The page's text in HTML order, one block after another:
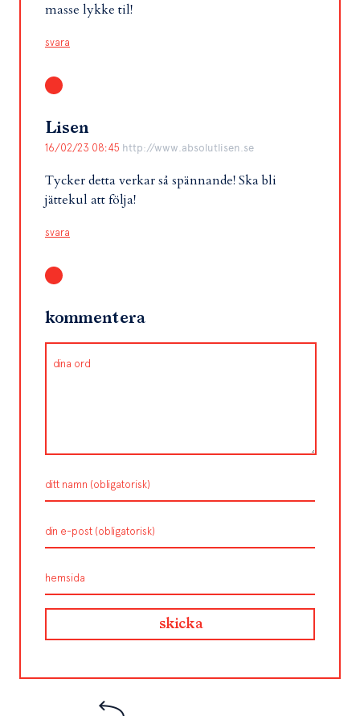
masse lykke til!
svara
Lisen
16/02/23 08:45 http://www.absolutlisen.se
Tycker detta verkar så spännande! Ska bli
jättekul att följa!
svara
kommentera